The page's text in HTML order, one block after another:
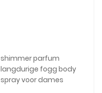
shimmer parfum
langdurige fogg body
spray voor dames